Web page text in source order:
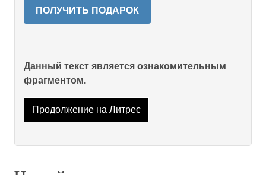
ПОЛУЧИТЬ ПОДАРОК
Данный текст является ознакомительным
фрагментом.
Продолжение на Литрес